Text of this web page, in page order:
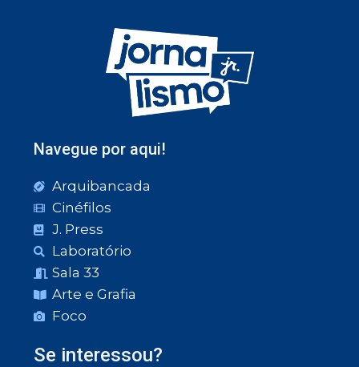
Navegue por aqui!
Arquibancada
Cinéfilos
J. Press
Laboratório
Sala 33
Arte e Grafia
Foco
Se interessou?